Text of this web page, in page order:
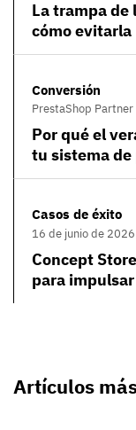
La trampa de
cómo evitarla
Conversión
PrestaShop Partner
Por qué el
tu sistema de
Casos de éxito
16 de junio de 2026
Concept
para
Artículos